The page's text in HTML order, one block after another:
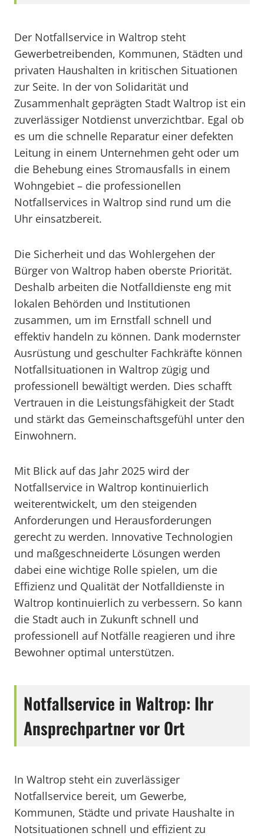
Der Notfallservice in Waltrop steht
Gewerbetreibenden, Kommunen, Städten und
privaten Haushalten in kritischen Situationen
zur Seite. In der von Solidarität und
Zusammenhalt geprägten Stadt Waltrop ist ein
zuverlässiger Notdienst unverzichtbar. Egal ob
es um die schnelle Reparatur einer defekten
Leitung in einem Unternehmen geht oder um
die Behebung eines Stromausfalls in einem
Wohngebiet – die professionellen
Notfallservices in Waltrop sind rund um die
Uhr einsatzbereit.
Die Sicherheit und das Wohlergehen der
Bürger von Waltrop haben oberste Priorität.
Deshalb arbeiten die Notfalldienste eng mit
lokalen Behörden und Institutionen
zusammen, um im Ernstfall schnell und
effektiv handeln zu können. Dank modernster
Ausrüstung und geschulter Fachkräfte können
Notfallsituationen in Waltrop zügig und
professionell bewältigt werden. Dies schafft
Vertrauen in die Leistungsfähigkeit der Stadt
und stärkt das Gemeinschaftsgefühl unter den
Einwohnern.
Mit Blick auf das Jahr 2025 wird der
Notfallservice in Waltrop kontinuierlich
weiterentwickelt, um den steigenden
Anforderungen und Herausforderungen
gerecht zu werden. Innovative Technologien
und maßgeschneiderte Lösungen werden
dabei eine wichtige Rolle spielen, um die
Effizienz und Qualität der Notfalldienste in
Waltrop kontinuierlich zu verbessern. So kann
die Stadt auch in Zukunft schnell und
professionell auf Notfälle reagieren und ihre
Bewohner optimal unterstützen.
Notfallservice in Waltrop: Ihr
Ansprechpartner vor Ort
In Waltrop steht ein zuverlässiger
Notfallservice bereit, um Gewerbe,
Kommunen, Städte und private Haushalte in
Notsituationen schnell und effizient zu